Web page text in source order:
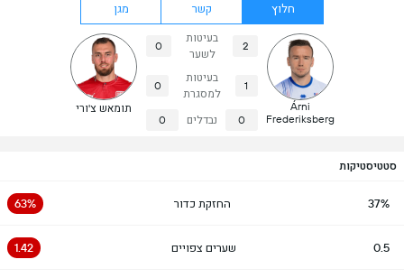
חלוץ קשר מגן
Árni
Frederiksberg
2
בעיטות
לשער
0
1
בעיטות
למסגרת
0
0 נבדלים 0
תומאש צ'ורי
סטטיסטיקות
37% החזקת כדור 63%
0.5 שערים צפויים 1.42